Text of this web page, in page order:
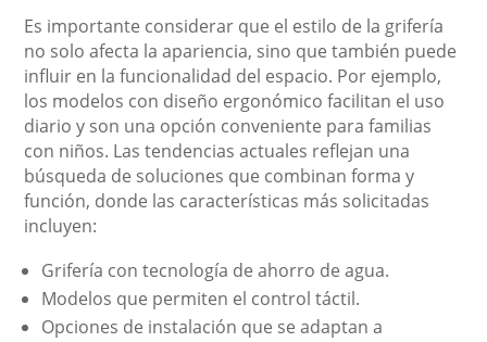
Es importante considerar que el estilo de la grifería
no solo afecta la apariencia, sino que también puede
influir en la funcionalidad del espacio. Por ejemplo,
los modelos con diseño ergonómico facilitan el uso
diario y son una opción conveniente para familias
con niños. Las tendencias actuales reflejan una
búsqueda de soluciones que combinan forma y
función, donde las características más solicitadas
incluyen:
Grifería con tecnología de ahorro de agua.
Modelos que permiten el control táctil.
Opciones de instalación que se adaptan a